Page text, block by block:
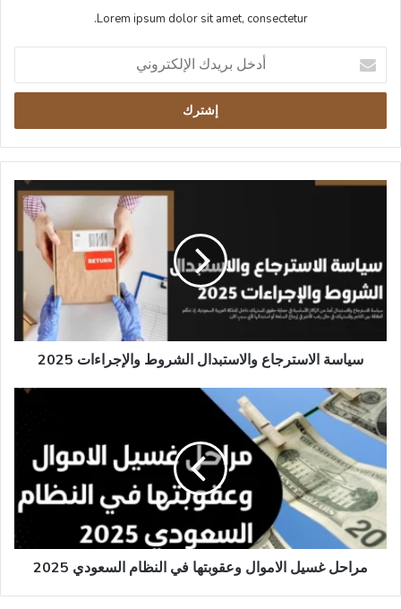
Lorem ipsum dolor sit amet, consectetur.
بريدك
الإلكتروني
سياسة
والإجراءات
2025
سياسة الاسترجاع والاستبدال الشروط والإجراءات 2025
مراحل
غسيل
الاموال​
وعقوبتها
في
النظام
السعودي
2025
مراحل غسيل الاموال​ وعقوبتها في النظام السعودي 2025